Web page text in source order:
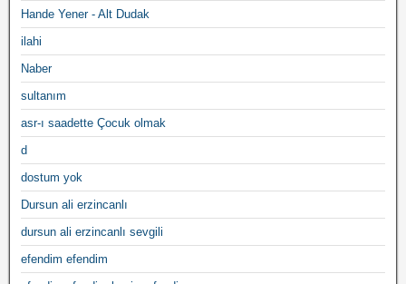
Hande Yener - Alt Dudak
ilahi
Naber
sultanım
asr-ı saadette Çocuk olmak
d
dostum yok
Dursun ali erzincanlı
dursun ali erzincanlı sevgili
efendim efendim